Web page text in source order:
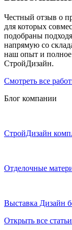
Честный отзыв о
для которых
подобраны
напрямую со
наш опыт и полное
СтройДизайн.
Смотреть все
Блог компании
СтройДизайн
Отделочные
Выставка Дизайн
Открыть все статьи